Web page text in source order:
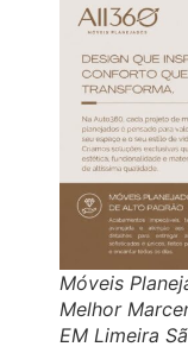
Móveis
Melhor
EM Limeira